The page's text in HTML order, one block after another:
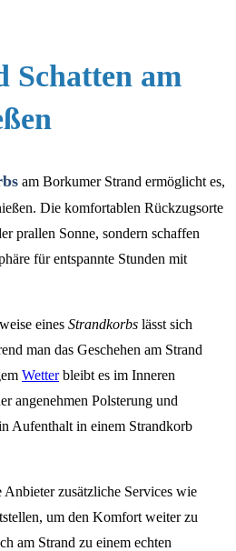
Schatten am
am Borkumer Strand ermöglicht es,
Die komfortablen Rückzugsorte
prallen Sonne, sondern schaffen
für entspannte Stunden mit
eines Strandkorbs lässt sich
man das Geschehen am Strand
Wetterbleibt es im Inneren
angenehmen Polsterung und
Aufenthalt in einem Strandkorb
zusätzliche Services wie
um den Komfort weiter zu
am Strand zu einem echten